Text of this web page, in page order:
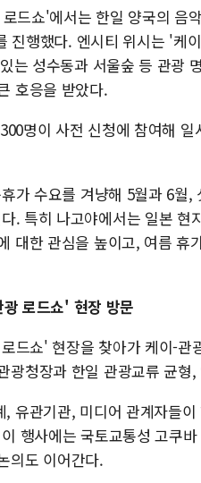
드쇼'에서는 한일 양국의 음
진행했다. 엔시티 위시는 '케
는 성수동과 서울숲 등 관광
호응을 받았다.
명이 사전 신청에 참여해
가 수요를 겨냥해 5월과 6월
. 특히 나고야에서는 일본
대한 관심을 높이고, 여름 휴
로드쇼' 현장 방문
드쇼' 현장을 찾아가 케이-관
광청장과 한일 관광교류 균
유관기관, 미디어 관계자들
행사에는 국토교통성 고쿠
의도 이어간다.